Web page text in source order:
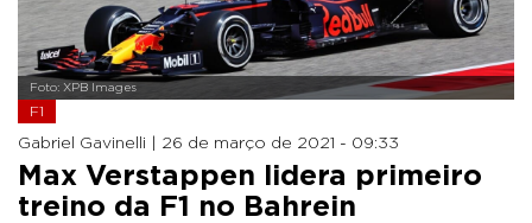
Foto: XPB Images
F1
Gabriel Gavinelli | 26 de março de 2021 - 09:33
Max Verstappen lidera primeiro
treino da F1 no Bahrein